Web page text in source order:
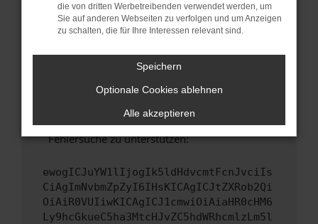
Sicherheitsrisiko, sondern kann auch dazu
führen, dass bestimmte Funktionen nicht mehr
unterstützt werden.
Wende dich an den Webseitenbetreiber.
Wenn du alle oben genannten Schritte versucht
hast, kontaktiere uns bitte. Wir werden
versuchen, das Problem zu beheben. Du kannst
uns diesen Text schicken, um uns bei der
Fehlersuche zu unterstützen:
ewogICJuYW1lIjogIk5ldHdvcmtFcnJvciIs
CiAgImNvbmZpZyI6IHsKICAgICJtZXRob2Qi
OiAiR0VUIiwKICAgICJ1cmwiOiAiaHR0cHM6
Ly9hcGkueC5ha3MtcHJvZC5hdWRhcmlzLm5l
die von dritten Werbetreibenden verwendet werden, um
Sie auf anderen Webseiten zu verfolgen und um Anzeigen
zu schalten, die für Ihre Interessen relevant sind.
Speichern
Optionale Cookies ablehnen
Alle akzeptieren